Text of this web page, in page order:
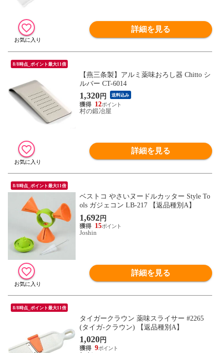
詳細を見る
8/8時点_ポイント最大11倍
【燕三条製】アルミ薬味おろし器 Chitto シ
ルバー CT-6014
1,320円 送料込み
12
村の鍛冶屋
詳細を見る
8/8時点_ポイント最大11倍
ベストコ やさいヌードルカッター Style To
ols ガジェコン LB-217 【返品種別A】
1,692円
15
Joshin
詳細を見る
8/8時点_ポイント最大11倍
タイガークラウン 薬味スライサー #2265
(タイガ-クラウン) 【返品種別A】
1,020円
9